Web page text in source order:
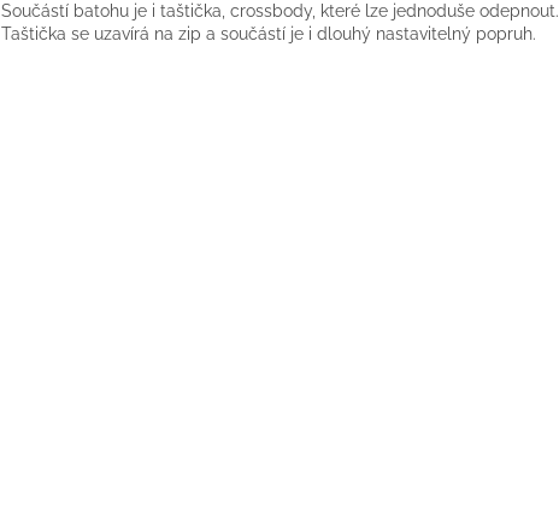
Součástí batohu je i taštička, crossbody, které lze jednoduše odepnout.
Taštička se uzavírá na zip a součástí je i dlouhý nastavitelný popruh.